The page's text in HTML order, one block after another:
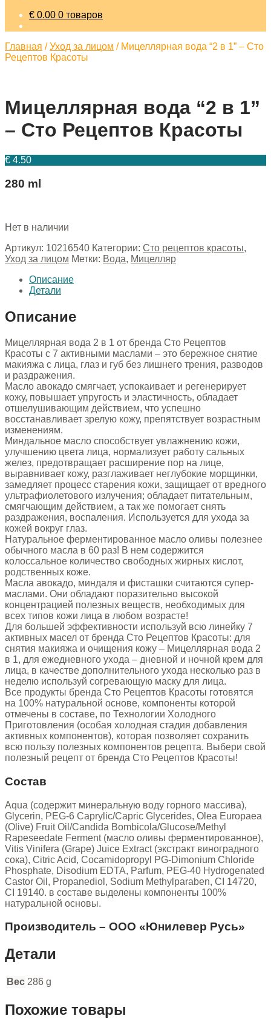
€ 0.00 0 товаров
Главная /Уход за лицом / Мицеллярная вода “2 в 1” – Сто
Рецептов Красоты
Мицеллярная вода “2 в 1”
– Сто Рецептов Красоты
€ 4.50
280 ml
Нет в наличии
Артикул: 10216540 Категории: Сто рецептов красоты,
Уход за лицом Метки: Вода, Мицелляр
Описание
Детали
Описание
Мицеллярная вода 2 в 1 от бренда Сто Рецептов
Красоты с 7 активными маслами – это бережное снятие
макияжа с лица, глаз и губ без лишнего трения, разводов
и раздражения.
Масло авокадо смягчает, успокаивает и регенерирует
кожу, повышает упругость и эластичность, обладает
отшелушивающим действием, что успешно
восстанавливает зрелую кожу, препятствует возрастным
изменениям.
Миндальное масло способствует увлажнению кожи,
улучшению цвета лица, нормализует работу сальных
желез, предотвращает расширение пор на лице,
выравнивает кожу, разглаживает неглубокие морщинки,
замедляет процесс старения кожи, защищает от вредного
ультрафиолетового излучения; обладает питательным,
смягчающим действием, а так же помогает снять
раздражения, воспаления. Используется для ухода за
кожей вокруг глаз.
Натуральное ферментированное масло оливы полезнее
обычного масла в 60 раз! В нем содержится
колоссальное количество свободных жирных кислот,
родственных коже.
Масла авокадо, миндаля и фисташки считаются супер-
маслами. Они обладают поразительно высокой
концентрацией полезных веществ, необходимых для
всех типов кожи лица в любом возрасте!
Для большей эффективности используй всю линейку 7
активных масел от бренда Сто Рецептов Красоты: для
снятия макияжа и очищения кожу – Мицеллярная вода 2
в 1, для ежедневного ухода – дневной и ночной крем для
лица, в качестве дополнительного ухода несколько раз в
неделю используй согревающую маску для лица.
Все продукты бренда Сто Рецептов Красоты готовятся
на 100% натуральной основе, компоненты которой
отмечены в составе, по Технологии Холодного
Приготовления (особая холодная стадия добавления
активных компонентов), которая позволяет сохранить
всю пользу полезных компонентов рецепта. Выбери свой
полезный рецепт от бренда Сто Рецептов Красоты!
Состав
Aqua (содержит минеральную воду горного массива),
Glycerin, PEG-6 Caprylic/Capric Glycerides, Olea Europaea
(Olive) Fruit Oil/Candida Bombicola/Glucose/Methyl
Rapeseedate Ferment (масло оливы ферментированное),
Vitis Vinifera (Grape) Juice Extract (экстракт виноградного
сока), Citric Acid, Cocamidopropyl PG-Dimonium Chloride
Phosphate, Disodium EDTA, Parfum, PEG-40 Hydrogenated
Castor Oil, Propanediol, Sodium Methylparaben, CI 14720,
CI 19140. в составе выделены компоненты 100%
натуральной основы.
Производитель – ООО «Юнилевер Русь»
Детали
Вес 286 g
Похожие товары